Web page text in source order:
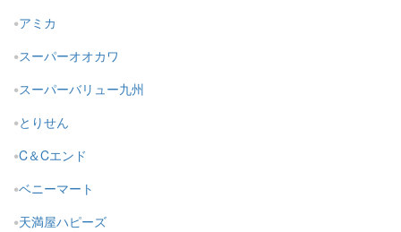
アミカ
スーパーオオカワ
スーパーバリュー九州
とりせん
C＆Cエンド
ベニーマート
天満屋ハピーズ